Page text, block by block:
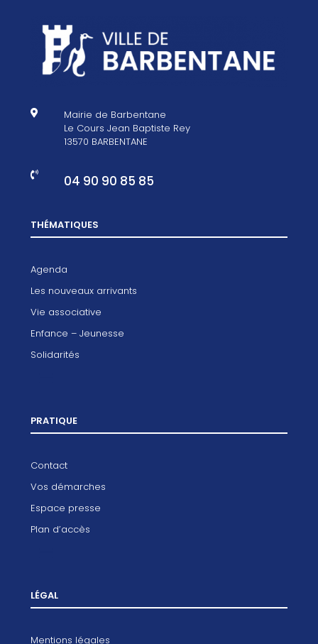

Mairie de Barbentane
Le Cours Jean Baptiste Rey
13570 BARBENTANE
 04 90 90 85 85
THÉMATIQUES
Agenda
Les nouveaux arrivants
Vie associative
Enfance – Jeunesse
Solidarités
PRATIQUE
Contact
Vos démarches
Espace presse
Plan d’accès
LÉGAL
Mentions légales